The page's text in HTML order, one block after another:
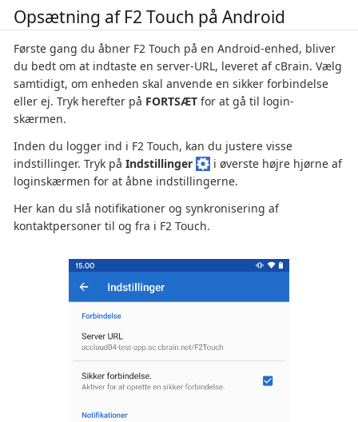
Opsætning af F2 Touch på Android
Første gang du åbner F2 Touch på en Android-enhed, bliver
du bedt om at indtaste en server-URL, leveret af cBrain. Vælg
samtidigt, om enheden skal anvende en sikker forbindelse
eller ej. Tryk herefter på FORTSÆT for at gå til login-
skærmen.
Inden du logger ind i F2 Touch, kan du justere visse
indstillinger. Tryk på Indstillinger
i øverste højre hjørne af
loginskærmen for at åbne indstillingerne.
Her kan du slå notifikationer og synkronisering af
kontaktpersoner til og fra i F2 Touch.